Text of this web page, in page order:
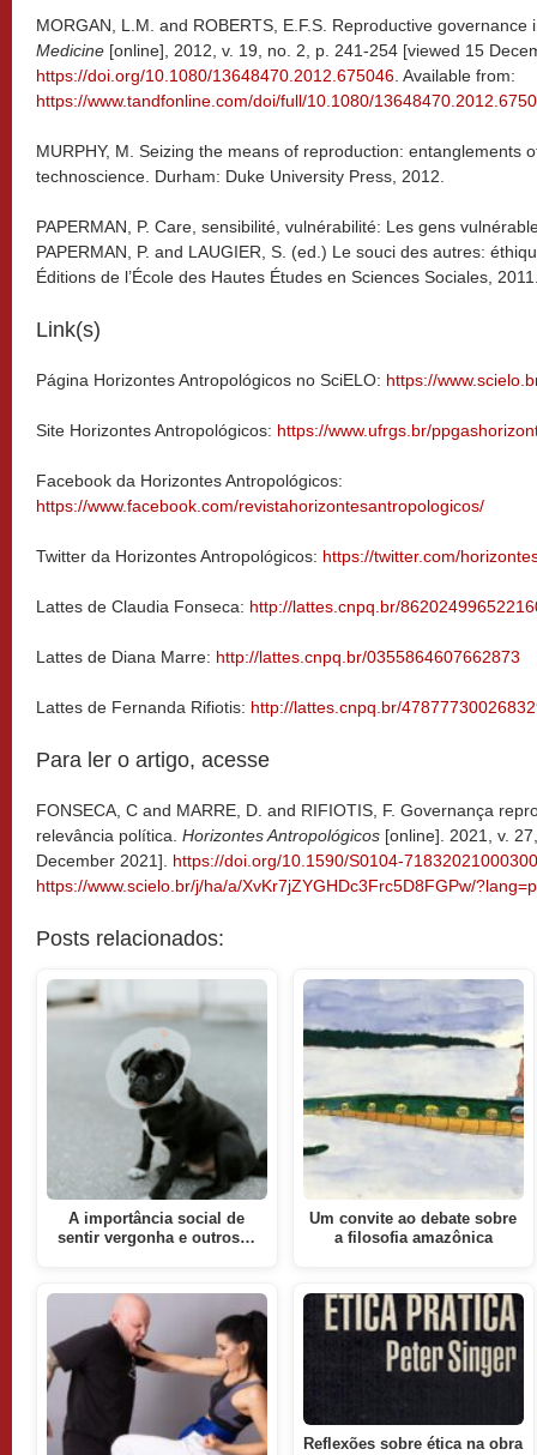
MORGAN, L.M. and ROBERTS, E.F.S. Reproductive
Medicine [online], 2012, v. 19, no. 2, p. 241-254 [viewed 15
https://doi.org/10.1080/13648470.2012.675046. Available from:
https://www.tandfonline.com/doi/full/10.1080/
MURPHY, M. Seizing the means of reproduction: entanglements
technoscience. Durham: Duke University Press, 2012.
PAPERMAN, P. Care, sensibilité, vulnérabilité: Les gens
PAPERMAN, P. and LAUGIER, S. (ed.) Le souci des autres:
Éditions de l’École des Hautes Études en Sciences Sociales,
Link(s)
Página Horizontes Antropológicos no SciELO: https://
Site Horizontes Antropológicos: https://www.ufrgs.br/
Facebook da Horizontes Antropológicos:
https://www.facebook.com/revistahorizontesantropologicos/
Twitter da Horizontes Antropológicos: https://twitter.com/
Lattes de Claudia Fonseca: http://lattes.cnpq.br/
Lattes de Diana Marre: http://lattes.cnpq.br/0355864607662873
Lattes de Fernanda Rifiotis: http://lattes.cnpq.br/
Para ler o artigo, acesse
FONSECA, C and MARRE, D. and RIFIOTIS, F. Governança
relevância política. Horizontes Antropológicos [online]. 2021, v.
December 2021]. https://doi.org/10.1590/S0104-
https://www.scielo.br/j/ha/a/XvKr7jZYGHDc3Frc5D8FGPw/
Posts relacionados:
A importância social de
sentir vergonha e outros…
Um convite ao debate sobre
a filosofia amazônica
Reflexões sobre ética na obra